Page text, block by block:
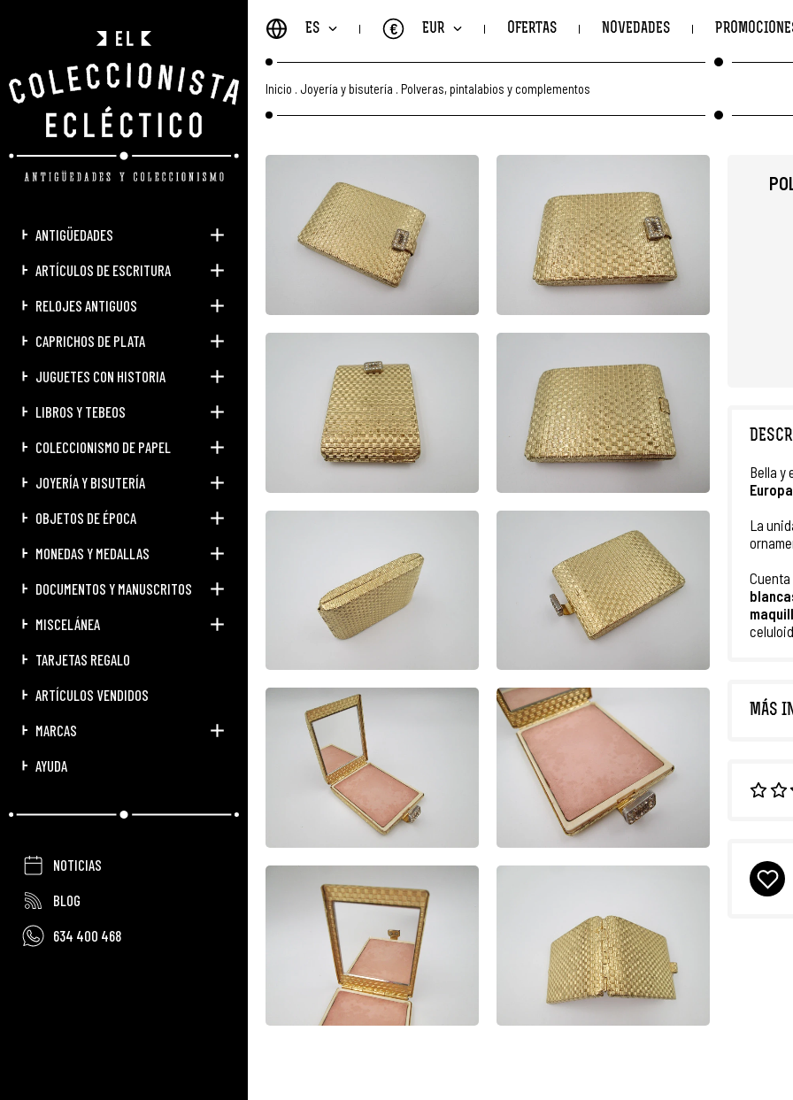
ANTIGÜEDADES
ARTÍCULOS DE ESCRITURA
RELOJES ANTIGUOS
CAPRICHOS DE PLATA
JUGUETES CON HISTORIA
LIBROS Y TEBEOS
COLECCIONISMO DE PAPEL
JOYERÍA Y BISUTERÍA
OBJETOS DE ÉPOCA
MONEDAS Y MEDALLAS
DOCUMENTOS Y MANUSCRITOS
MISCELÁNEA
TARJETAS REGALO
ARTÍCULOS VENDIDOS
MARCAS
AYUDA
NOTICIAS
BLOG
634 400 468
ES EUR
€ OFERTAS NOVEDADES
Inicio Joyería y bisutería Polveras, pintalabios y complementos
Bella y
Europa
La
MÁS